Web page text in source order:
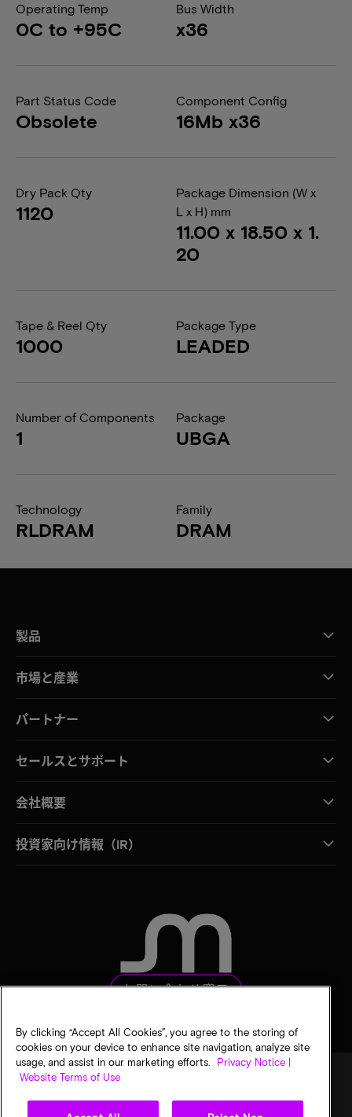
Operating Temp
0C to +95C
Bus Width
x36
Part Status Code
Obsolete
Component Config
16Mb x36
Dry Pack Qty
1120
Package Dimension (W x
L x H) mm
11.00 x 18.50 x 1.
20
Tape & Reel Qty
1000
Package Type
LEADED
Number of Components
1
Package
UBGA
Technology
RLDRAM
Family
DRAM
製品
市場と産業
パートナー
セールスとサポート
会社概要
投資家向け情報（IR）
お問い合わせ窓口
マイクロンのプライバシー通知 販売条件
By clicking “Accept All Cookies”, you agree to the storing of
cookies on your device to enhance site navigation, analyze site
usage, and assist in our marketing efforts.
Privacy Notice |
Website Terms of Use